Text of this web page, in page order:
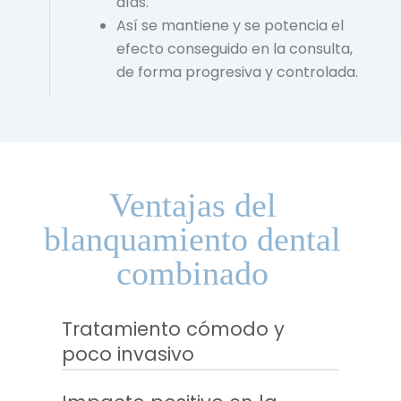
Así se mantiene y se potencia el
efecto conseguido en la consulta,
de forma progresiva y controlada.
Ventajas del
blanquamiento dental
combinado
Tratamiento cómodo y
poco invasivo